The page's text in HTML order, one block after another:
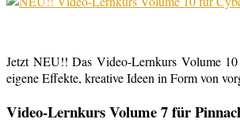
Jetzt NEU!! Das Video-Lernkurs Volume
eigene Effekte, kreative Ideen in Form von
Video-Lernkurs Volume 7 für